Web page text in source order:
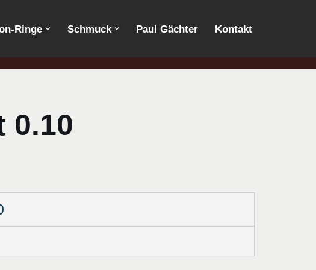
Ringe Schmuck Paul Gächter Kontakt
0.10